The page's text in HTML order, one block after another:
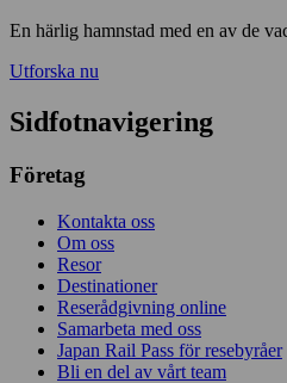
En härlig hamnstad med en av de
Utforska nu
Sidfotnavigering
Företag
Kontakta oss
Om oss
Resor
Destinationer
Reserådgivning online
Samarbeta med oss
Japan Rail Pass för resebyråer
Bli en del av vårt team